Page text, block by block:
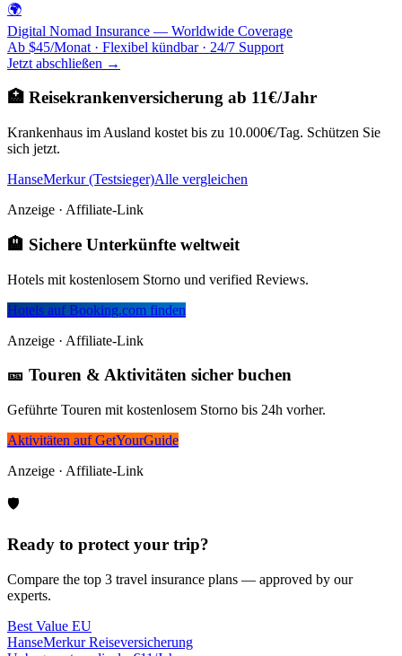
🌍
Digital Nomad Insurance — Worldwide Coverage
Ab $45/Monat · Flexibel kündbar · 24/7 Support
Jetzt abschließen →
🏥 Reisekrankenversicherung ab 11€/Jahr
Krankenhaus im Ausland kostet bis zu 10.000€/Tag. Schützen Sie
sich jetzt.
HanseMerkur (Testsieger)Alle vergleichen
Anzeige · Affiliate-Link
🏨 Sichere Unterkünfte weltweit
Hotels mit kostenlosem Storno und verified Reviews.
Hotels auf Booking.com finden
Anzeige · Affiliate-Link
🎫 Touren & Aktivitäten sicher buchen
Geführte Touren mit kostenlosem Storno bis 24h vorher.
Aktivitäten auf GetYourGuide
Anzeige · Affiliate-Link
🛡️
Ready to protect your trip?
Compare the top 3 travel insurance plans — approved by our
experts.
Best Value EU
HanseMerkur Reiseversicherung